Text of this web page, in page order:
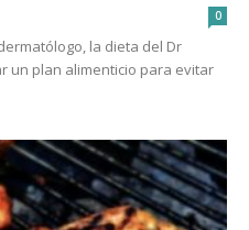
0
la dieta del Dr
un plan alimenticio para evitar